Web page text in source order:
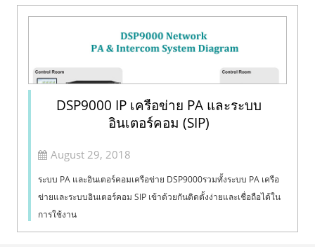
DSP9000 IP เครือข่าย PA และระบบ
อินเตอร์คอม (SIP)
August 29, 2018
ระบบ PA และอินเตอร์คอมเครือข่าย DSP9000รวมทั้งระบบ PA เครือ
ข่ายและระบบอินเตอร์คอม SIP เข้าด้วยกันติดตั้งง่ายและเชื่อถือได้ใน
การใช้งาน